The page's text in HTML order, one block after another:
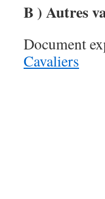
B ) Autres
Document
Cavaliers